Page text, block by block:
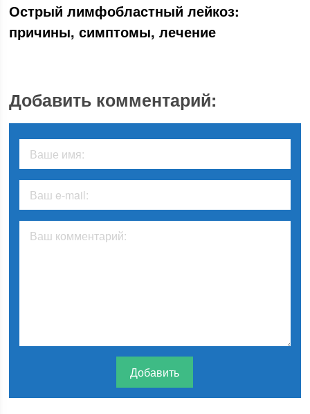
Острый лимфобластный лейкоз:
причины, симптомы, лечение
Добавить комментарий: